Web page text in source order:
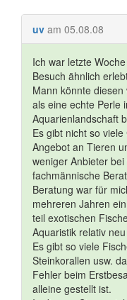
uv am 05.08.08
Ich war letzte
Besuch ähnlich
Mann könnte
als eine echte Perle
Aquarienlandschaft
Es gibt nicht so
Angebot an Tieren
weniger Anbieter
fachmännische
Beratung war für
mehreren Jahren
teil exotischen
Aquaristik relativ
Es gibt so viele
Steinkorallen usw.
Fehler beim
alleine gestellt ist.